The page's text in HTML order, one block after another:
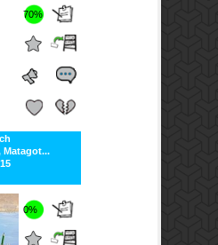
70%
Matagot...
0%